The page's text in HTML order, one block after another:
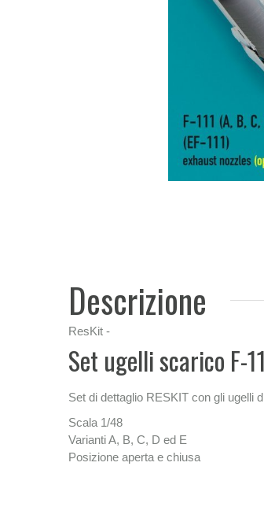
Descrizione
ResKit -
Set ugelli scarico F-
Set di dettaglio RESKIT con gli ugelli
Scala 1/48
Varianti A, B, C, D ed E
Posizione aperta e chiusa